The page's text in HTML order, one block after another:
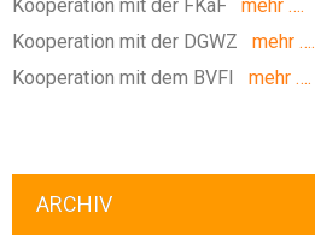
Kooperation mit der FKaF mehr ….
Kooperation mit der DGWZ mehr ….
Kooperation mit dem BVFI
mehr ….
ARCHIV